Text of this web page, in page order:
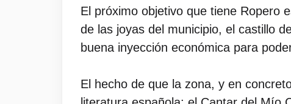
El próximo objetivo que tiene Ropero
de las joyas del municipio, el castillo
buena inyección económica para
El hecho de que la zona, y en